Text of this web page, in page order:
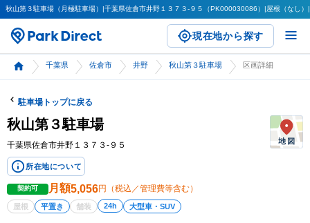
秋山第３駐車場（月極駐車場）|千葉県佐倉市井野１３７３-９５（PK000030086）|屋根（なし
現在地から探す
千葉県 佐倉市 井野 秋山第３駐車場 区画詳細
駐車場トップに戻る
秋山第３駐車場
千葉県佐倉市井野１３７３-９５
所在地について
契約可 月額5,056円（税込／管理費等含む）
屋根 平置き 舗装 24h 大型車・SUV